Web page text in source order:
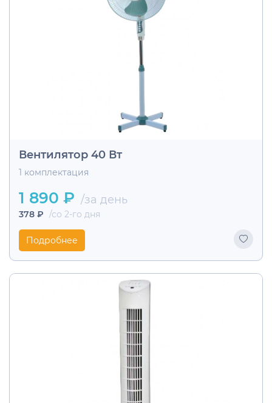
Вентилятор 40 Вт
1 комплектация
1 890 ₽ /за день
378 ₽ /со 2-го дня
Подробнее